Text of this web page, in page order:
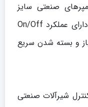
صنعتی سایز
کوچک طراحی شده است. این مدل دارای عملکرد On/Off
و بسته شدن سریع
شیرآلات صنعتی